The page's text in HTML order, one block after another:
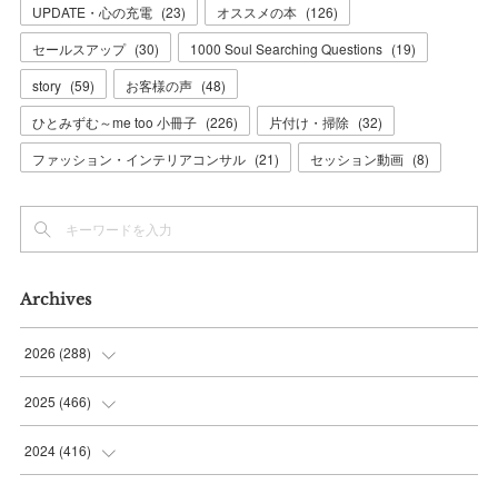
UPDATE・心の充電 (23) オススメの本 (126)
セールスアップ (30) 1000 Soul Searching Questions (19)
story (59) お客様の声 (48)
ひとみずむ～me too 小冊子 (226) 片付け・掃除 (32)
ファッション・インテリアコンサル (21) セッション動画 (8)
Archives
2026 (288)
(9)
(36
2025 (466)
(56
2024 (416)